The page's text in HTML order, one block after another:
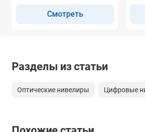
Смотреть
Разделы из статьи
Оптические нивелиры Цифровые